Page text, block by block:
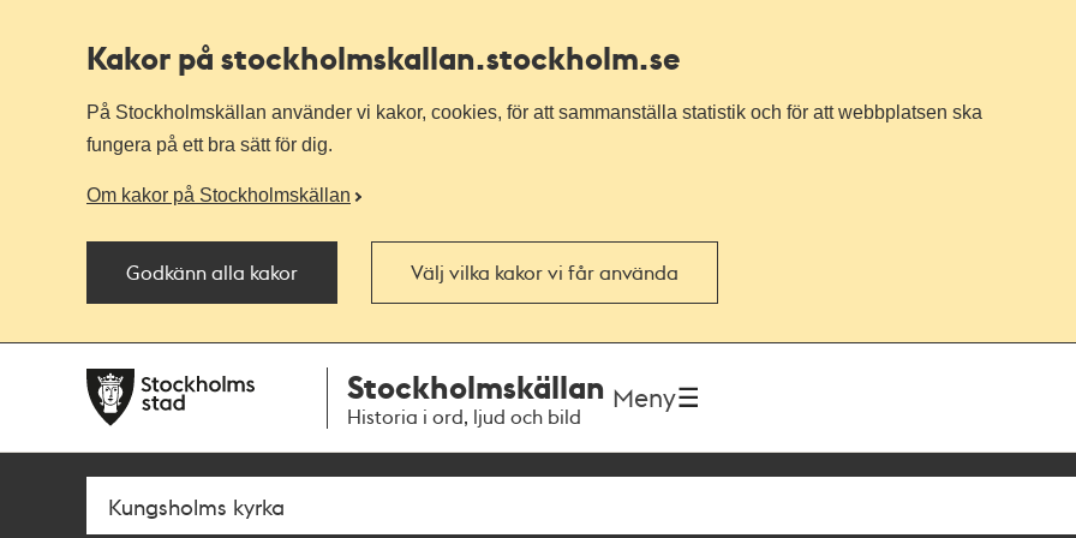
Kakor på stockholmskallan.stockholm.se
På Stockholmskällan använder vi kakor, cookies, för att sammanställa statistik och för att webbplatsen ska
fungera på ett bra sätt för dig.
Om kakor på Stockholmskällan
Godkänn alla kakor Välj vilka kakor vi får använda
navigationen
huvudinnehållet
Stockholmskällan
Historia i ord, ljud och bild
Meny
Sök